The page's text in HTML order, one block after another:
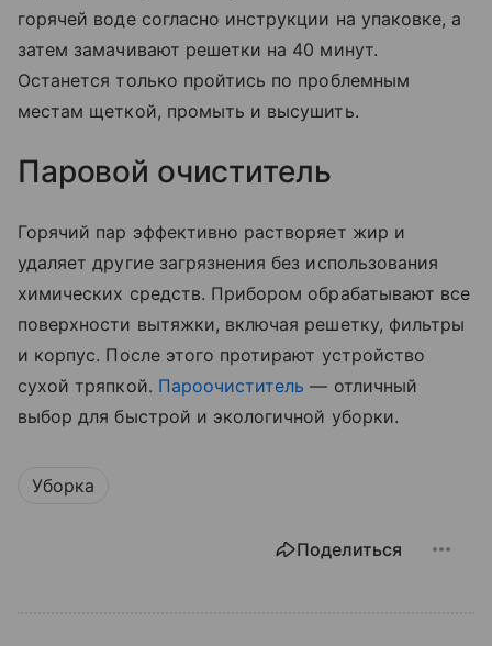
горячей воде согласно инструкции на упаковке, а
затем замачивают решетки на 40 минут.
Останется только пройтись по проблемным
местам щеткой, промыть и высушить.
Паровой очиститель
Горячий пар эффективно растворяет жир и
удаляет другие загрязнения без использования
химических средств. Прибором обрабатывают все
поверхности вытяжки, включая решетку, фильтры
и корпус. После этого протирают устройство
сухой тряпкой. Пароочиститель — отличный
выбор для быстрой и экологичной уборки.
Уборка
Поделиться